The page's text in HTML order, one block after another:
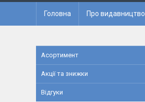
Головна Про видавництво
Асортимент
Акції та знижки
Відгуки